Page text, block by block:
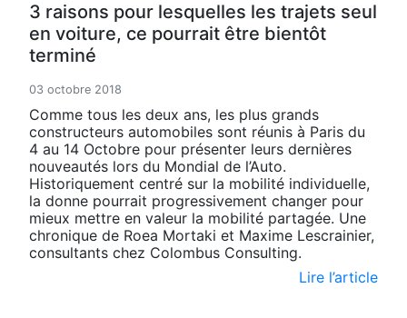
3 raisons pour lesquelles les trajets seul
en voiture, ce pourrait être bientôt
terminé
03 octobre 2018
Comme tous les deux ans, les plus grands
constructeurs automobiles sont réunis à Paris du
4 au 14 Octobre pour présenter leurs dernières
nouveautés lors du Mondial de l’Auto.
Historiquement centré sur la mobilité individuelle,
la donne pourrait progressivement changer pour
mieux mettre en valeur la mobilité partagée. Une
chronique de Roea Mortaki et Maxime Lescrainier,
consultants chez Colombus Consulting.
Lire l’article